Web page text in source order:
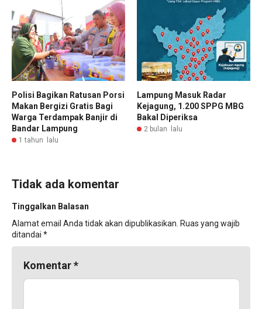
Polisi Bagikan Ratusan Porsi
Makan Bergizi Gratis Bagi
Warga Terdampak Banjir di
Bandar Lampung
1 tahun lalu
Lampung Masuk Radar
Kejagung, 1.200 SPPG MBG
Bakal Diperiksa
2 bulan lalu
Tidak ada komentar
Tinggalkan Balasan
Alamat email Anda tidak akan dipublikasikan. Ruas yang wajib
ditandai *
Komentar*